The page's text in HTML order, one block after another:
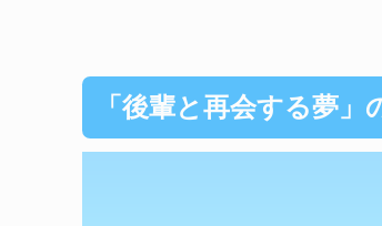
「後輩と再会する夢」